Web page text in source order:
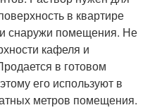
в квартире
снаружи помещения. Не
кафеля и
в готовом
его используют в
метров помещения.